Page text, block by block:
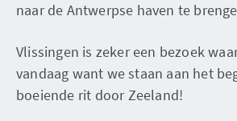
naar de Antwerpse haven te
Vlissingen is zeker een bezoek
vandaag want we staan aan het
boeiende rit door Zeeland!